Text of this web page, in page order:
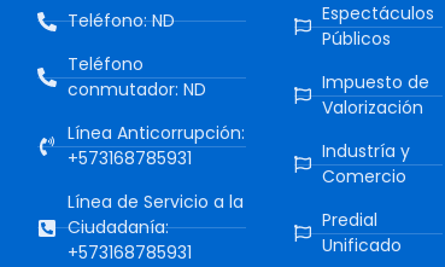
Teléfono: ND
Teléfono
conmutador: ND
Línea Anticorrupción:
+573168785931
Línea de Servicio a la
Ciudadanía:
+573168785931
Espectáculos
Públicos
Impuesto de
Valorización
Industría y
Comercio
Predial
Unificado